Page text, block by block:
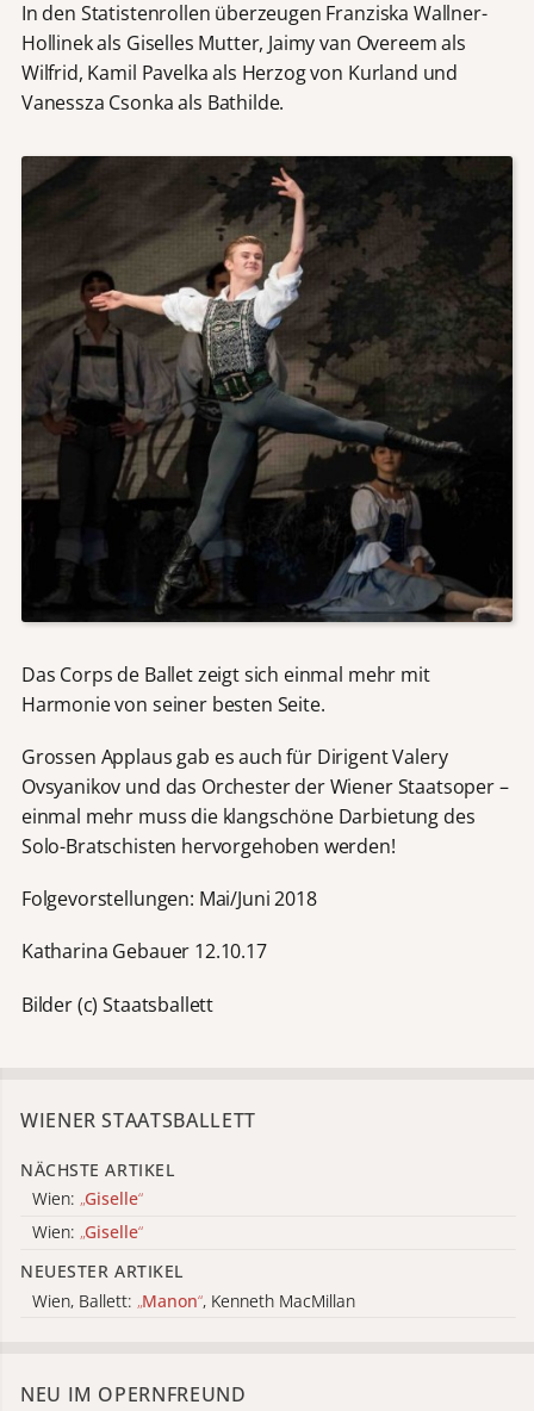
In den Statistenrollen überzeugen Franziska Wallner-
Hollinek als Giselles Mutter, Jaimy van Overeem als
Wilfrid, Kamil Pavelka als Herzog von Kurland und
Vanessza Csonka als Bathilde.
Das Corps de Ballet zeigt sich einmal mehr mit
Harmonie von seiner besten Seite.
Grossen Applaus gab es auch für Dirigent Valery
Ovsyanikov und das Orchester der Wiener Staatsoper –
einmal mehr muss die klangschöne Darbietung des
Solo-Bratschisten hervorgehoben werden!
Folgevorstellungen: Mai/Juni 2018
Katharina Gebauer 12.10.17
Bilder (c) Staatsballett
WIENER STAATSBALLETT
NÄCHSTE ARTIKEL
Wien: „Giselle“
Wien: „Giselle“
NEUESTER ARTIKEL
Wien, Ballett: „Manon“, Kenneth MacMillan
NEU IM OPERNFREUND